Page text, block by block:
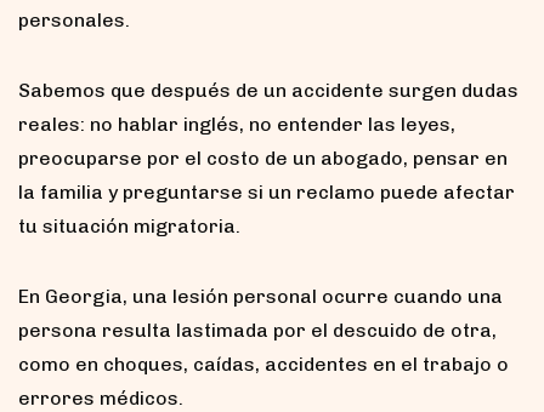
personales.
Sabemos que después de un accidente surgen dudas
reales: no hablar inglés, no entender las leyes,
preocuparse por el costo de un abogado, pensar en
la familia y preguntarse si un reclamo puede afectar
tu situación migratoria.
En Georgia, una lesión personal ocurre cuando una
persona resulta lastimada por el descuido de otra,
como en choques, caídas, accidentes en el trabajo o
errores médicos.